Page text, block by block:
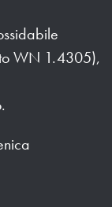
WN 1.4305),